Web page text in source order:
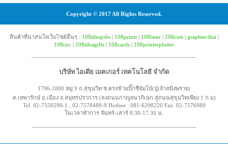
Copyright © 2017 All Rights Reserved.
สินค้าที่น่าสนใจเว็บไซต์อื่นๆ : 108ideajobs| 108prints| 108laser| 108cuts| graphtecthai
108cnc
108ideagifts 108cards
108printerplotter
---------------------------------------------------------------------------------
บริษัท ไอเดีย เมคเกอร์ เทคโนโลยี จำกัด
1796-1800 หมู่ 9 ถ.สุขุมวิท ซ.ตรงข้ามบิ๊กซีจัมโบ้(ปู่เจ้าสมิงพราย)
ต.เทพารักษ์ อ.เมือง จ.สมุทรปราการ (ลงถนนกาญจนาภิเษก สู่ถนนสุขุมวิทเพียง 1 ก.ม)
Tel. 02-7550290-1 , 02-7578488-9 Hotline : 081-6298220 Fax. 02-7576980
ในเวลาทำการ จันทร์-เสาร์ 8.30-17.30 น.
---------------------------------------------------------------------------------